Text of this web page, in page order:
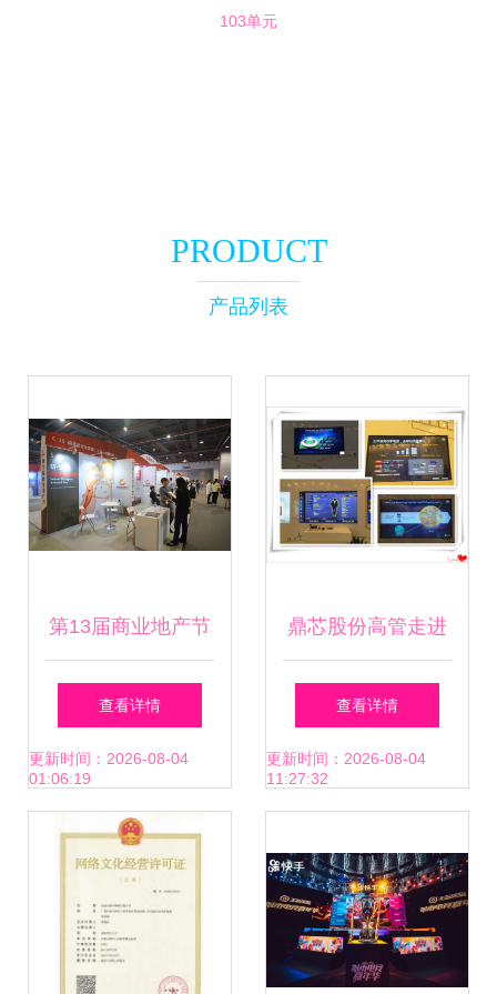
103单元
PRODUCT
产品列表
第13届商业地产节
圆满落幕 以网络文
化经营重塑商业新
生态
查看详情
更新时间：2026-08-04
01:06:19
鼎芯股份高管走进
世界500强企业中
国华为科技，共探
径
查看详情
更新时间：2026-08-04
11:27:32